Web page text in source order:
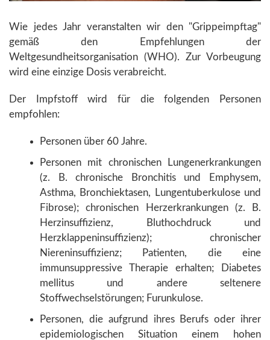
Wie jedes Jahr veranstalten wir den "Grippeimpftag"
gemäß den Empfehlungen der
Weltgesundheitsorganisation (WHO). Zur Vorbeugung
wird eine einzige Dosis verabreicht.
Der Impfstoff wird für die folgenden Personen
empfohlen:
Personen über 60 Jahre.
Personen mit chronischen Lungenerkrankungen
(z. B. chronische Bronchitis und Emphysem,
Asthma, Bronchiektasen, Lungentuberkulose und
Fibrose); chronischen Herzerkrankungen (z. B.
Herzinsuffizienz, Bluthochdruck und
Herzklappeninsuffizienz); chronischer
Niereninsuffizienz; Patienten, die eine
immunsuppressive Therapie erhalten; Diabetes
mellitus und andere seltenere
Stoffwechselstörungen; Furunkulose.
Personen, die aufgrund ihres Berufs oder ihrer
epidemiologischen Situation einem hohen